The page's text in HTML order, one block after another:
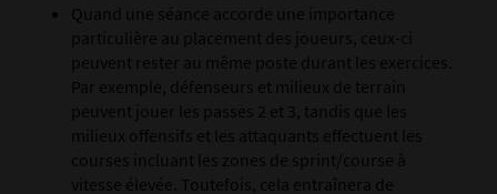
Quand une séance accorde une importance
particulière au placement des joueurs, ceux-ci
peuvent rester au même poste durant les exercices.
Par exemple, défenseurs et milieux de terrain
peuvent jouer les passes 2 et 3, tandis que les
milieux offensifs et les attaquants effectuent les
courses incluant les zones de sprint/course à
vitesse élevée. Toutefois, cela entraînera de